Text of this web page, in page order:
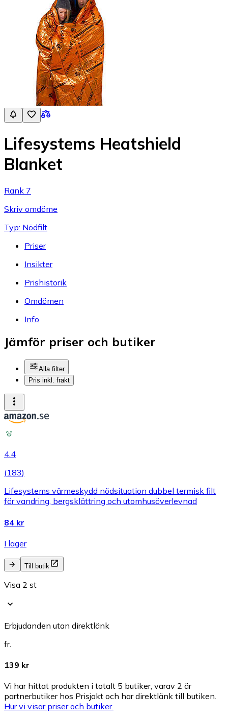
Lifesystems Heatshield
Blanket
Rank 7
Skriv omdöme
Typ: Nödfilt
Priser
Insikter
Prishistorik
Omdömen
Info
Jämför priser och butiker
Alla filter
Pris inkl. frakt
4.4
(183)
Lifesystems värmeskydd nödsituation dubbel termisk filt
för vandring, bergsklättring och utomhusöverlevnad
84 kr
I lager
Till butik
Visa 2 st
Erbjudanden utan direktlänk
fr.
139 kr
Vi har hittat produkten i totalt 5 butiker, varav 2 är
partnerbutiker hos Prisjakt och har direktlänk till butiken.
Hur vi visar priser och butiker.